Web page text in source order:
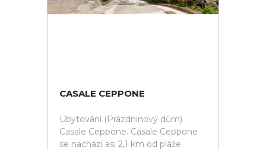
CASALE CEPPONE
Ubytování (Prázdninový dům)
Casale Ceppone. Casale Ceppone
se nachází asi 2,1 km od pláže